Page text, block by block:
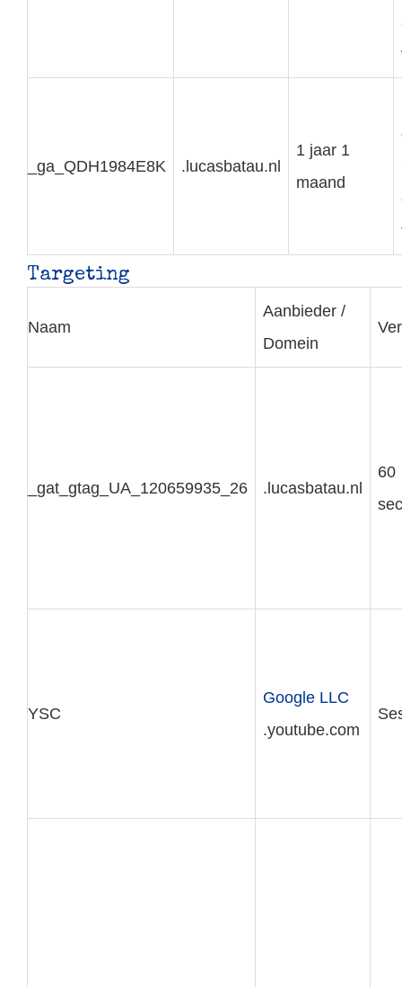
_ga_QDH1984E8K .lucasbatau.nl
1 jaar 1
maand
Targeting
Naam
Aanbieder /
Domein
_gat_gtag_UA_120659935_26 .lucasbatau.nl
60
YSC
Google LLC
.youtube.com